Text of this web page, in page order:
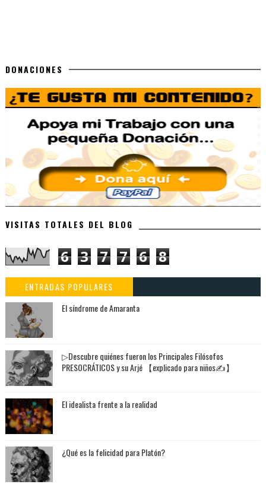
DONACIONES
VISITAS TOTALES DEL BLOG
6 3 7 7 6 8
ENTRADAS POPULARES
El síndrome de Amaranta
▷Descubre quiénes fueron los Principales Filósofos
PRESOCRÁTICOS y su Arjé 【explicado para niños✍】
El idealista frente a la realidad
¿Qué es la felicidad para Platón?